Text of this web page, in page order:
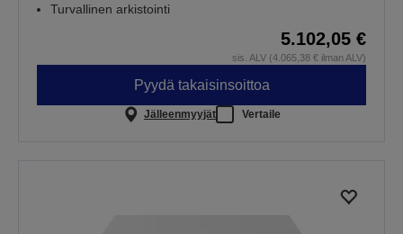
Turvallinen arkistointi
5.102,05 €
sis. ALV (4.065,38 € ilman ALV)
Pyydä takaisinsoittoa
Jälleenmyyjät Vertaile